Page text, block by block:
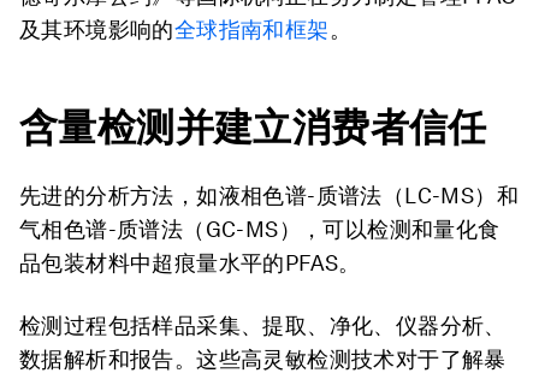
及其环境影响的全球指南和框架。
含量检测并建立消费者信任
先进的分析方法，如液相色谱-质谱法（LC-MS）和
气相色谱-质谱法（GC-MS），可以检测和量化食
品包装材料中超痕量水平的PFAS。
检测过程包括样品采集、提取、净化、仪器分析、
数据解析和报告。这些高灵敏检测技术对于了解暴